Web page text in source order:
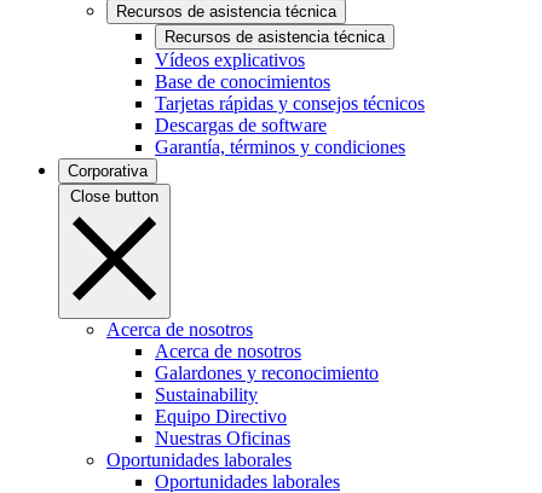
Recursos de asistencia técnica
Recursos de asistencia técnica
Vídeos explicativos
Base de conocimientos
Tarjetas rápidas y consejos técnicos
Descargas de software
Garantía, términos y condiciones
Corporativa
Close button
Acerca de nosotros
Acerca de nosotros
Galardones y reconocimiento
Sustainability
Equipo Directivo
Nuestras Oficinas
Oportunidades laborales
Oportunidades laborales